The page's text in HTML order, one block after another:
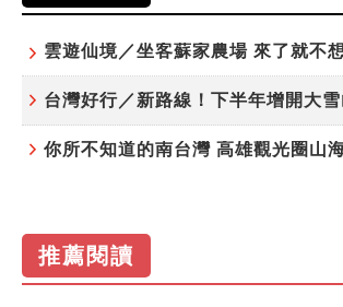
雲遊仙境／坐客蘇家農場 來了就不
你所不知道的南台灣 高雄觀光圈山
推薦閱讀